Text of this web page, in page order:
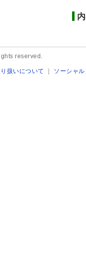
reserved.
扱いについて ｜ ソーシャ